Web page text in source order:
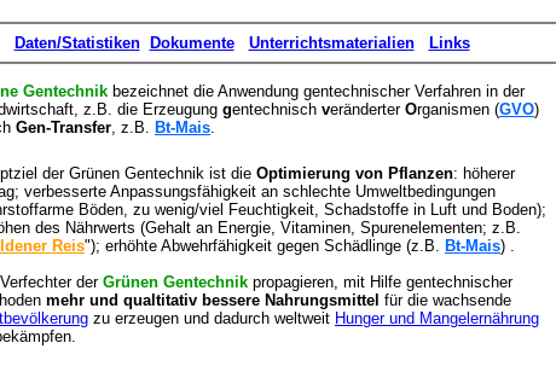
Daten/Statistiken Dokumente Unterrichtsmaterialien Links
Gentechnik bezeichnet die Anwendung gentechnischer Verfahren in der
z.B. die Erzeugung gentechnisch veränderter Organismen (GVO)
Gen-Transfer, z.B. Bt-Mais.
der Grünen Gentechnik ist die Optimierung von Pflanzen: höherer
verbesserte Anpassungsfähigkeit an schlechte Umweltbedingungen
Böden, zu wenig/viel Feuchtigkeit, Schadstoffe in Luft und Boden);
des Nährwerts (Gehalt an Energie, Vitaminen, Spurenelementen; z.B.
Reis"); erhöhte Abwehrfähigkeit gegen Schädlinge (z.B. Bt-Mais) .
der Grünen Gentechnik propagieren, mit Hilfe gentechnischer
mehr und qualtitativ bessere Nahrungsmittel für die wachsende
zu erzeugen und dadurch weltweit Hunger und Mangelernährung